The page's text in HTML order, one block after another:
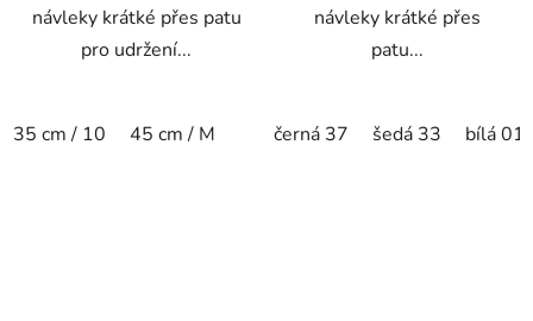
návleky krátké přes patu
pro udržení...
35 cm / 10 45 cm / M
návleky krátké přes
patu...
černá 37 šedá 33 bílá 01